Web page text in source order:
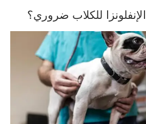
للكلاب ضروري؟